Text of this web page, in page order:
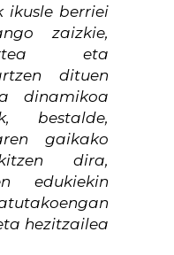
ikusle berriei
zaizkie,
eta
dituen
dinamikoa
bestalde,
gaikako
dira,
edukiekin
hezitzailea